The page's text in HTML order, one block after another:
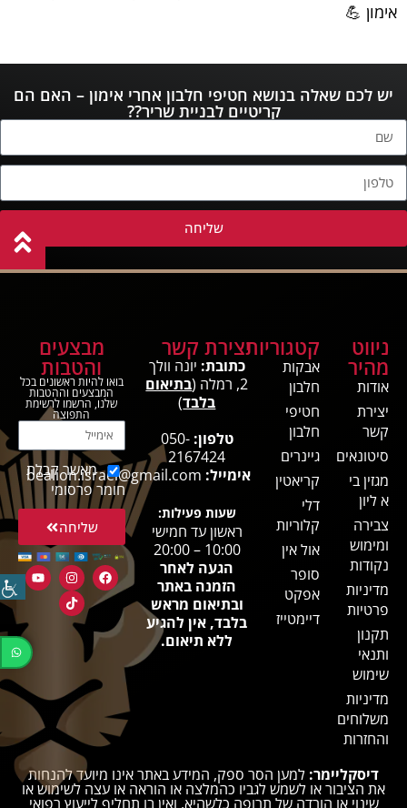
אימון 💪
יש לכם שאלה בנושא חטיפי חלבון אחרי אימון – האם הם
קריטיים לבניית שריר??
שליחה
ניווט
מהיר
אודות
יצירת
קשר
סיטונאים
מגזין בי
א ליון
צבירה
ומימוש
נקודות
מדיניות
פרטיות
תקנון
ותנאי
שימוש
מדיניות
משלוחים
והחזרות
קטגוריות
אבקות
חלבון
חטיפי
חלבון
גיינרים
קריאטין
דלי
קלוריות
אול אין
סופר
אפקט
דיימטייז
יצירת קשר
כתובת: יונה וולך
2, רמלה (
בתיאום
בלבד)
טלפון: 050-
2167424
אימייל: bealion.israel@gmail.com
שעות פעילות:
ראשון עד חמישי
10:00 – 20:00
הגעה לאחר
הזמנה באתר
ובתיאום מראש
בלבד, אין להגיע
ללא תיאום.
מבצעים
והטבות
בואו להיות ראשונים בכל
המבצעים וההטבות
שלנו, הרשמו לרשימת
התפוצה
מאשר קבלת
חומר פרסומי
שליחה
דיסקליימר: למען הסר ספק, המידע באתר אינו מיועד להנחות
את הציבור או לשמש לגביו כהמלצה או הוראה או עצה לשימוש או
שינוי או הורדה של תרופה כלשהיא, ואין בו תחליף לייעוץ רפואי